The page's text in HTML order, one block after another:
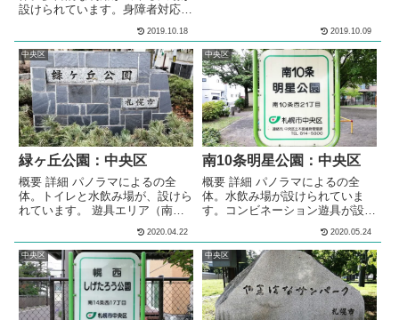
設けられています。身障者対応ト
ートルほどの高さの山が作られて
います。冬には、ソリ遊びやスキ
ー遊びが出来る雪山になります。
遊具エリアは、2019年（令和元
年）8月21日まで改修工事が行わ
れています。 メモ住宅街の中に
ある公園です。トイレと水飲み場
が設けられています。遊具エリア
は、2019年（令和元年）8月21
日...
2019.10.18
ています。公園内には、複数のベ
ンチが設置されています。 水遊
び場（遊水路）エリア利用期間7
月10日〜8月末...
2019.10.09
中央区
緑ヶ丘公園：中央区
概要 詳細 パノラマによるの全
体。トイレと水飲み場が、設けら
れています。 遊具エリア（南
されています。ブランコが設置さ
れています。砂場が設けられてい
ます。シェルター型のあずま屋
が、設けられています。複数の種
類のベンチが、公園内に複数設置
されています。 遊具エリア（北
2020.04.22
中央区
南10条明星公園：中央区
概要 詳細 パノラマによるの全
体。水飲み場が設けられていま
す。コンビネーション遊具が設置
れています。３段階の高さの鉄棒
が設置されています。スプリング
遊具が設置されています。砂場が
設けられています。シェルター型
のあずま屋が、設けられていま
す。ベンチが設置されています。
2020.05.24
中央区 中央区